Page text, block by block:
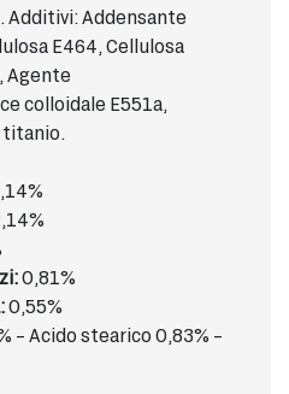
Additivi: Addensante
E464, Cellulosa
Agente
colloidale E551a,
titanio.
0,81%
0,55%
– Acido stearico 0,83% –